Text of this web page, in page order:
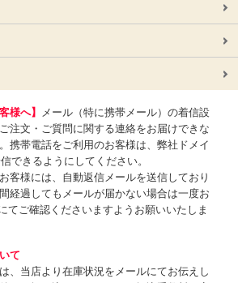
様へ】
メール（特に携帯メール）の着信設
注文・ご質問に関する連絡をお届けできな
携帯電話をご利用のお客様は、弊社ドメイ
できるようにしてください。
客様には、自動返信メールを送信しており
経過してもメールが届かない場合は一度お
てご確認くださいますようお願いいたしま
て
、 当店より在庫状況をメールにてお伝えし